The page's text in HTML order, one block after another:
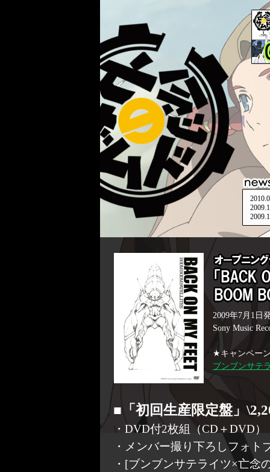
2009年7月1日
Sony Music
★キャンペー
ブンブンサテ
■「初回生産限定盤」
・DVD付2枚組（CD＋DVD）
・メンバー撮り下ろしフォト
・[ブンブンサテライツ×亡念